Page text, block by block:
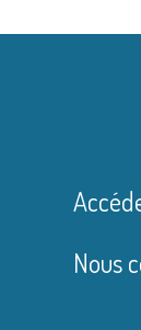
Nous